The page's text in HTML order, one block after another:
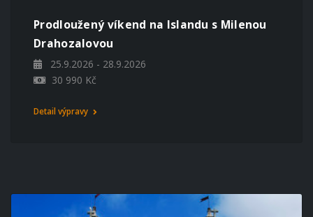
Prodloužený víkend na Islandu s Milenou
Drahozalovou
25.9.2026 - 28.9.2026
30 990 Kč
Detail výpravy